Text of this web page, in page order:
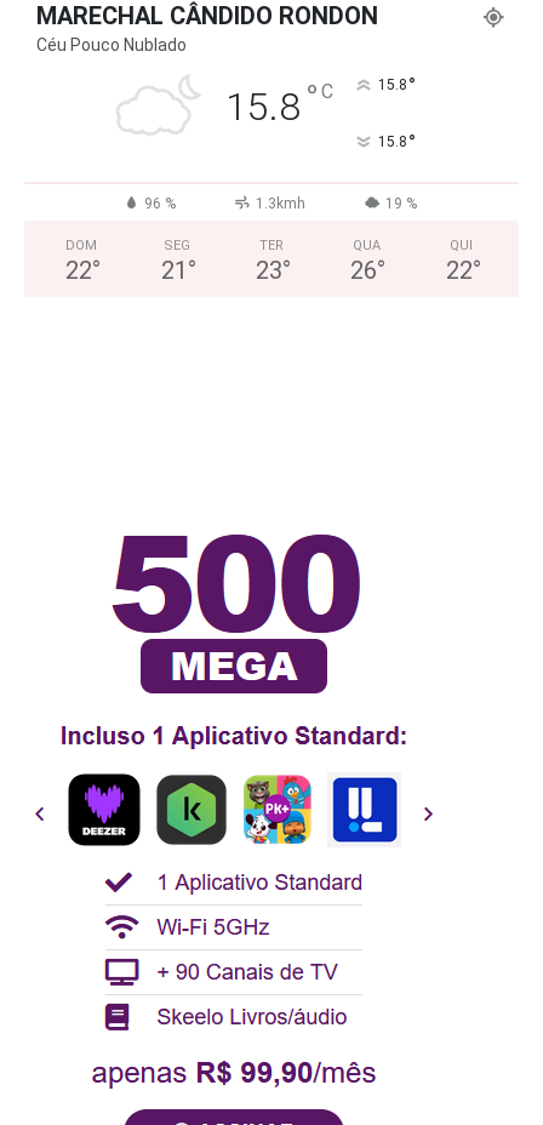
MARECHAL CÂNDIDO RONDON
Céu Pouco Nublado
15.8 ° C 15.8 °
15.8 °
96 % 1.3kmh 19 %
DOM
22°
SEG
21 °
TER
23°
QUA
26°
QUI
22°